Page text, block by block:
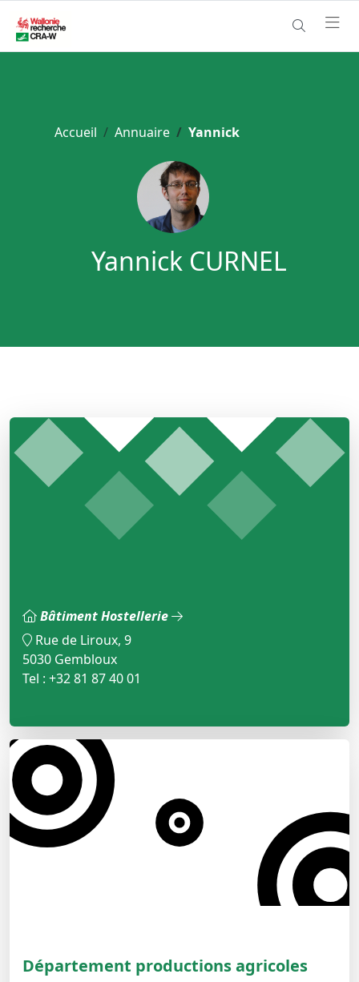
Accueil Annuaire Yannick
Yannick CURNEL
Bâtiment Hostellerie
Rue de Liroux, 9
5030 Gembloux
Tel : +32 81 87 40 01
Département productions agricoles